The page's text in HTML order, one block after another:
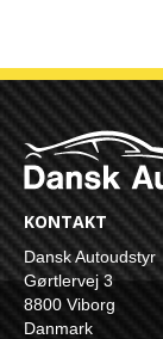
KONTAKT
Dansk Autoudstyr
Gørtlervej 3
8800 Viborg
Danmark